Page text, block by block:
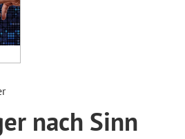
nach Sinn